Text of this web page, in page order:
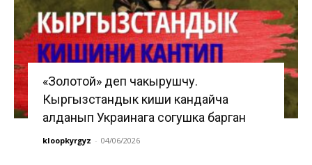
«Золотой» деп чакырушчу.
Кыргызстандык киши кандайча
алданып Украинага согушка барган
kloopkyrgyz - 04/06/2026